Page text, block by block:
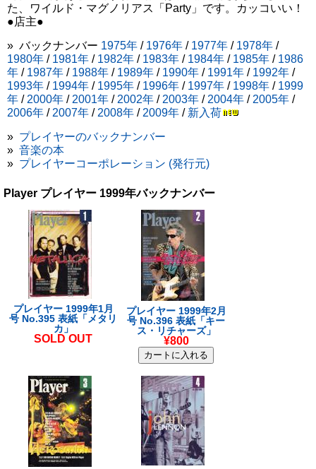
た、ワイルド・マグノリアス「Party」です。カッコいい！
●店主●
» バックナンバー 1975年 / 1976年 / 1977年 / 1978年 /
1980年 / 1981年 / 1982年 / 1983年 / 1984年 / 1985年 / 1986
年 / 1987年 / 1988年 / 1989年 / 1990年 / 1991年 / 1992年 /
1993年 / 1994年 / 1995年 / 1996年 / 1997年 / 1998年 / 1999
年 / 2000年 / 2001年 / 2002年 / 2003年 / 2004年 / 2005年 /
2006年 / 2007年 / 2008年 / 2009年 / 新入荷
» プレイヤーのバックナンバー
» 音楽の本
» プレイヤーコーポレーション (発行元)
Player プレイヤー 1999年バックナンバー
プレイヤー 1999年1月
号 No.395 表紙「メタリ
カ」
SOLD OUT
プレイヤー 1999年2月
号 No.396 表紙「キー
ス・リチャーズ」
¥800